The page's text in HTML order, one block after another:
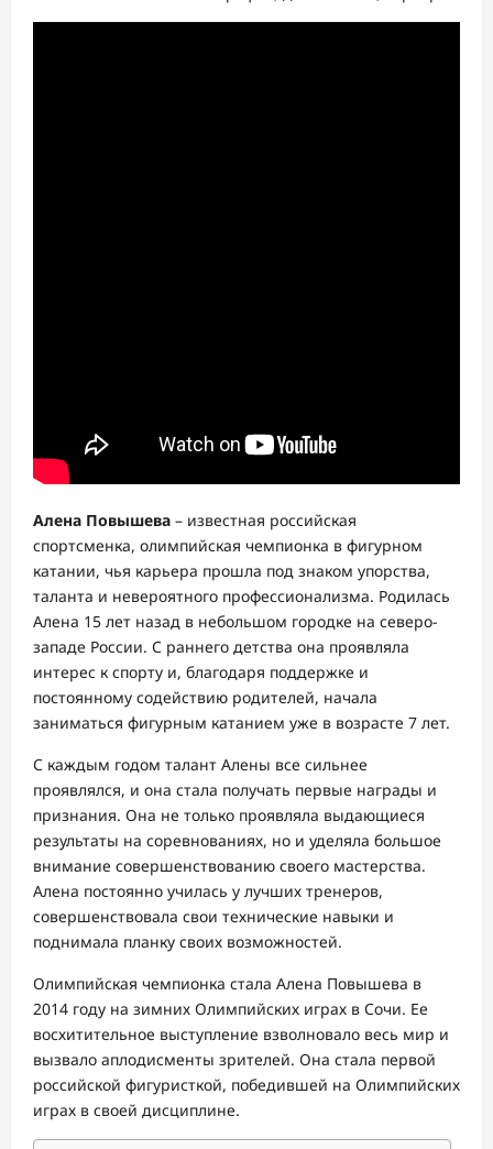
Алена Повышева – известная российская
спортсменка, олимпийская чемпионка в фигурном
катании, чья карьера прошла под знаком упорства,
таланта и невероятного профессионализма. Родилась
Алена 15 лет назад в небольшом городке на северо-
западе России. С раннего детства она проявляла
интерес к спорту и, благодаря поддержке и
постоянному содействию родителей, начала
заниматься фигурным катанием уже в возрасте 7 лет.
С каждым годом талант Алены все сильнее
проявлялся, и она стала получать первые награды и
признания. Она не только проявляла выдающиеся
результаты на соревнованиях, но и уделяла большое
внимание совершенствованию своего мастерства.
Алена постоянно училась у лучших тренеров,
совершенствовала свои технические навыки и
поднимала планку своих возможностей.
Олимпийская чемпионка стала Алена Повышева в
2014 году на зимних Олимпийских играх в Сочи. Ее
восхитительное выступление взволновало весь мир и
вызвало аплодисменты зрителей. Она стала первой
российской фигуристкой, победившей на Олимпийских
играх в своей дисциплине.